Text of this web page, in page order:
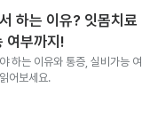
하는 이유? 잇몸치료
여부까지!
하는 이유와 통증, 실비가능 여
어보세요.